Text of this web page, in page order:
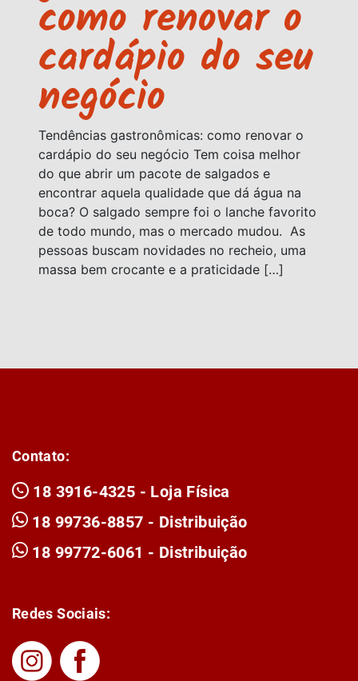
como renovar o
cardápio do seu
negócio
Tendências gastronômicas: como renovar o
cardápio do seu negócio Tem coisa melhor
do que abrir um pacote de salgados e
encontrar aquela qualidade que dá água na
boca? O salgado sempre foi o lanche favorito
de todo mundo, mas o mercado mudou. As
pessoas buscam novidades no recheio, uma
massa bem crocante e a praticidade […]
Contato:
18 3916-4325 - Loja Física
18 99736-8857 - Distribuição
18 99772-6061 - Distribuição
Redes Sociais: